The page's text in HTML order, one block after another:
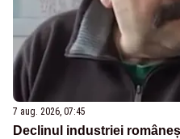
7 aug. 2026, 07:45
Declinul industriei